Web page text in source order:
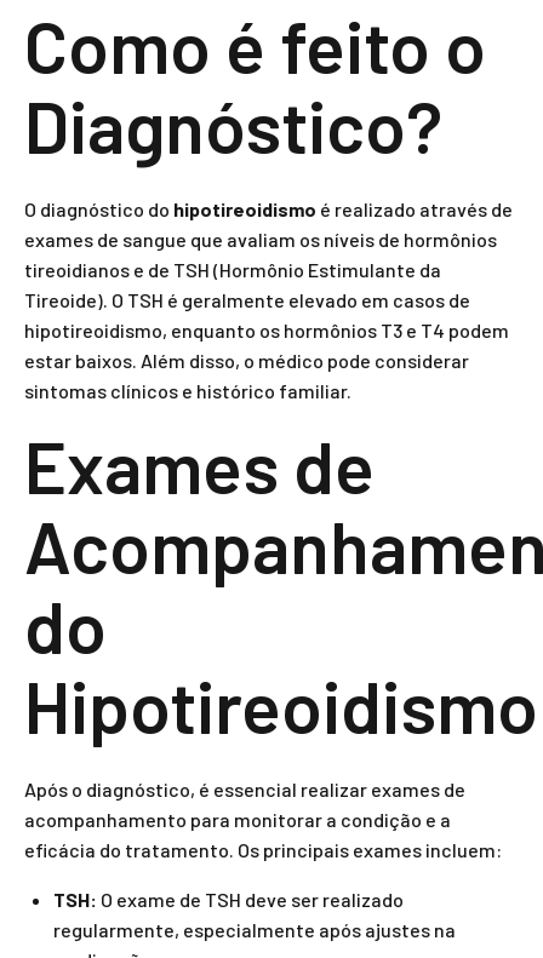
Como é feito o
Diagnóstico?
O diagnóstico do hipotireoidismo é realizado através de
exames de sangue que avaliam os níveis de hormônios
tireoidianos e de TSH (Hormônio Estimulante da
Tireoide). O TSH é geralmente elevado em casos de
hipotireoidismo, enquanto os hormônios T3 e T4 podem
estar baixos. Além disso, o médico pode considerar
sintomas clínicos e histórico familiar.
Exames de
do
Hipotireoidismo
Após o diagnóstico, é essencial realizar exames de
acompanhamento para monitorar a condição e a
eficácia do tratamento. Os principais exames incluem:
TSH: O exame de TSH deve ser realizado
regularmente, especialmente após ajustes na